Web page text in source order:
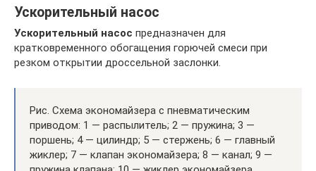
Ускорительный насос
Ускорительный насос предназначен для
кратковременного обогащения горючей смеси при
резком открытии дроссельной заслонки.
Рис. Схема экономайзера с пневматическим
приводом: 1 — распылитель; 2 — пружина; 3 —
поршень; 4 — цилиндр; 5 — стержень; 6 — главный
жиклер; 7 — клапан экономайзера; 8 — канал; 9 —